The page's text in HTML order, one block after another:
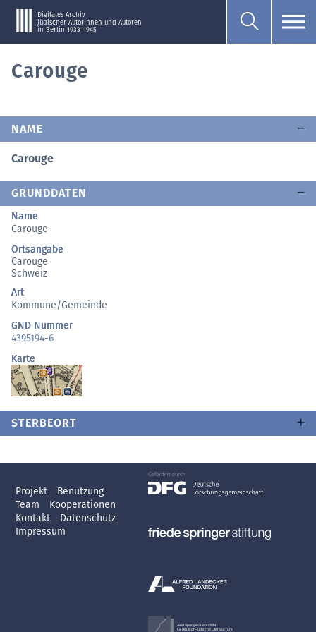
Digitales Archiv
jüdischer Autorinnen und Autoren
in Berlin 1933–1945
Carouge
NAME
Carouge
GRUNDDATEN
Name
Carouge
Ortsangabe
Carouge
Schweiz
Art
Kommune/Gemeinde
GND Nummer
4395194-6
Karte
STERBEORT
Projekt
Benutzung
Team
Kooperationen
Kontakt
Datenschutz
Impressum
Axel Springer-Lehrstuhl
für deutsch-jüdische Literatur- und